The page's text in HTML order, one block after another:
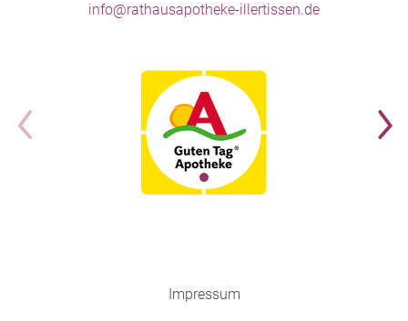
info@rathausapotheke-illertissen.de
Impressum